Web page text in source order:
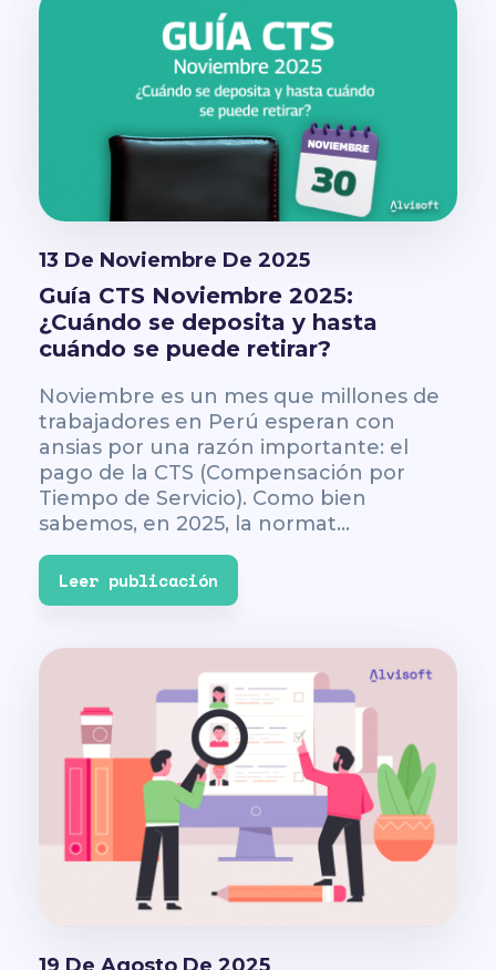
13 De Noviembre De 2025
Guía CTS Noviembre 2025:
¿Cuándo se deposita y hasta
cuándo se puede retirar?
Noviembre es un mes que millones de
trabajadores en Perú esperan con
ansias por una razón importante: el
pago de la CTS (Compensación por
Tiempo de Servicio). Como bien
sabemos, en 2025, la normat...
Leer publicación